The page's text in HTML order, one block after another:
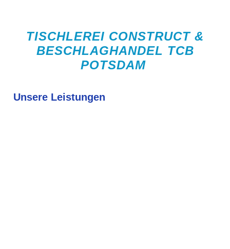
TISCHLEREI CONSTRUCT &
BESCHLAGHANDEL TCB
POTSDAM
Unsere Leistungen